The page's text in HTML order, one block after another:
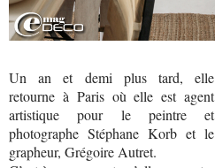
Un an et demi plus tard, elle
retourne à Paris où elle est agent
artistique pour le peintre et
photographe Stéphane Korb et le
grapheur, Grégoire Autret.